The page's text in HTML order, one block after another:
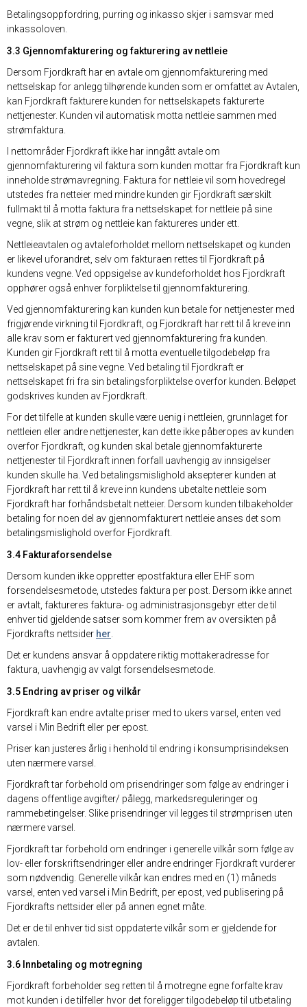
Betalingsoppfordring, purring og inkasso skjer i samsvar med
inkassoloven.
3.3 Gjennomfakturering og fakturering av nettleie
Dersom Fjordkraft har en avtale om gjennomfakturering med
nettselskap for anlegg tilhørende kunden som er omfattet av Avtalen,
kan Fjordkraft fakturere kunden for nettselskapets fakturerte
nettjenester. Kunden vil automatisk motta nettleie sammen med
strømfaktura.
I nettområder Fjordkraft ikke har inngått avtale om
gjennomfakturering vil faktura som kunden mottar fra Fjordkraft kun
inneholde strømavregning. Faktura for nettleie vil som hovedregel
utstedes fra netteier med mindre kunden gir Fjordkraft særskilt
fullmakt til å motta faktura fra nettselskapet for nettleie på sine
vegne, slik at strøm og nettleie kan faktureres under ett.
Nettleieavtalen og avtaleforholdet mellom nettselskapet og kunden
er likevel uforandret, selv om fakturaen rettes til Fjordkraft på
kundens vegne. Ved oppsigelse av kundeforholdet hos Fjordkraft
opphører også enhver forpliktelse til gjennomfakturering.
Ved gjennomfakturering kan kunden kun betale for nettjenester med
frigjørende virkning til Fjordkraft, og Fjordkraft har rett til å kreve inn
alle krav som er fakturert ved gjennomfakturering fra kunden.
Kunden gir Fjordkraft rett til å motta eventuelle tilgodebeløp fra
nettselskapet på sine vegne. Ved betaling til Fjordkraft er
nettselskapet fri fra sin betalingsforpliktelse overfor kunden. Beløpet
godskrives kunden av Fjordkraft.
For det tilfelle at kunden skulle være uenig i nettleien, grunnlaget for
nettleien eller andre nettjenester, kan dette ikke påberopes av kunden
overfor Fjordkraft, og kunden skal betale gjennomfakturerte
nettjenester til Fjordkraft innen forfall uavhengig av innsigelser
kunden skulle ha. Ved betalingsmislighold aksepterer kunden at
Fjordkraft har rett til å kreve inn kundens ubetalte nettleie som
Fjordkraft har forhåndsbetalt netteier. Dersom kunden tilbakeholder
betaling for noen del av gjennomfakturert nettleie anses det som
betalingsmislighold overfor Fjordkraft.
3.4 Fakturaforsendelse
Dersom kunden ikke oppretter epostfaktura eller EHF som
forsendelsesmetode, utstedes faktura per post. Dersom ikke annet
er avtalt, faktureres faktura- og administrasjonsgebyr etter de til
enhver tid gjeldende satser som kommer frem av oversikten på
Fjordkrafts nettsider her.
Det er kundens ansvar å oppdatere riktig mottakeradresse for
faktura, uavhengig av valgt forsendelsesmetode.
3.5 Endring av priser og vilkår
Fjordkraft kan endre avtalte priser med to ukers varsel, enten ved
varsel i Min Bedrift eller per epost.
Priser kan justeres årlig i henhold til endring i konsumprisindeksen
uten nærmere varsel.
Fjordkraft tar forbehold om prisendringer som følge av endringer i
dagens offentlige avgifter/ pålegg, markedsreguleringer og
rammebetingelser. Slike prisendringer vil legges til strømprisen uten
nærmere varsel.
Fjordkraft tar forbehold om endringer i generelle vilkår som følge av
lov- eller forskriftsendringer eller andre endringer Fjordkraft vurderer
som nødvendig. Generelle vilkår kan endres med en (1) måneds
varsel, enten ved varsel i Min Bedrift, per epost, ved publisering på
Fjordkrafts nettsider eller på annen egnet måte.
Det er de til enhver tid sist oppdaterte vilkår som er gjeldende for
avtalen.
3.6 Innbetaling og motregning
Fjordkraft forbeholder seg retten til å motregne egne forfalte krav
mot kunden i de tilfeller hvor det foreligger tilgodebeløp til utbetaling